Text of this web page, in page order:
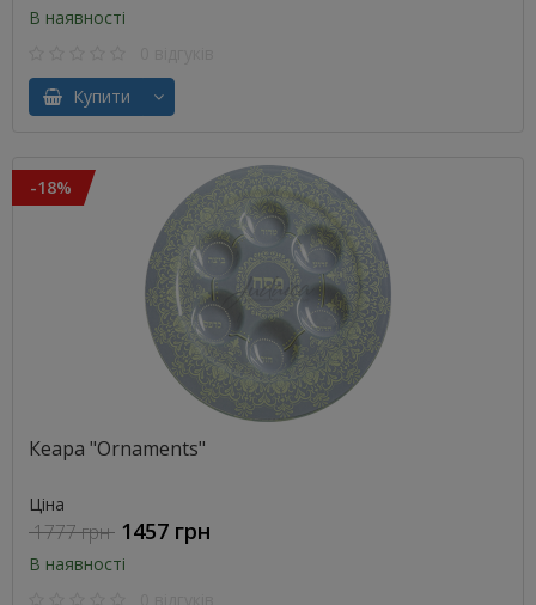
В наявності
Купити
-18%
Кеара "Ornaments"
Ціна
1777 грн 1457 грн
В наявності